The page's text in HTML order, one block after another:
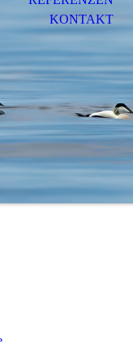
KONTAKT